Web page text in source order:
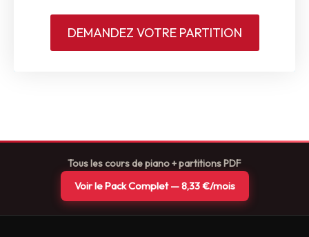
DEMANDEZ VOTRE PARTITION
Tous les cours de piano + partitions PDF
Voir le Pack Complet — 8,33 €/mois